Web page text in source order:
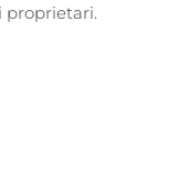
proprietari.